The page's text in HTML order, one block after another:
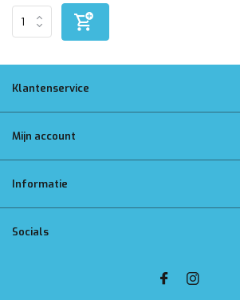
Klantenservice
Mijn account
Informatie
Socials